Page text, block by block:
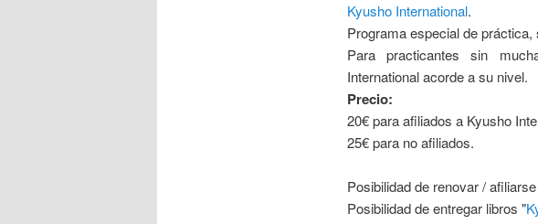
Kyusho International.
Programa especial de práctica,
Para practicantes sin
International acorde a su nivel.
Precio:
20€ para afiliados a Kyusho
25€ para no afiliados.
Posibilidad de renovar /
Posibilidad de entregar libros "